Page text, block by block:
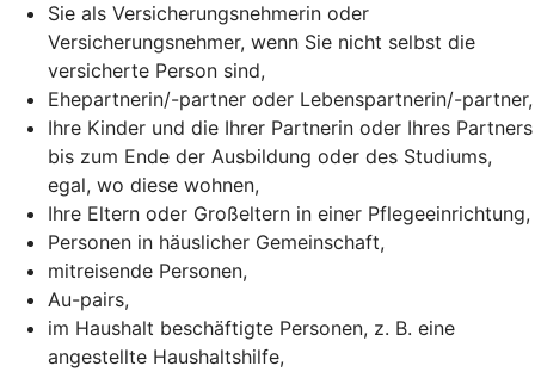
Sie als Versicherungsnehmerin oder
Versicherungsnehmer, wenn Sie nicht selbst die
versicherte Person sind,
Ehepartnerin/-partner oder Lebenspartnerin/-partner,
Ihre Kinder und die Ihrer Partnerin oder Ihres Partners
bis zum Ende der Ausbildung oder des Studiums,
egal, wo diese wohnen,
Ihre Eltern oder Großeltern in einer Pflegeeinrichtung,
Personen in häuslicher Gemeinschaft,
mitreisende Personen,
Au-pairs,
im Haushalt beschäftigte Personen, z. B. eine
angestellte Haushaltshilfe,